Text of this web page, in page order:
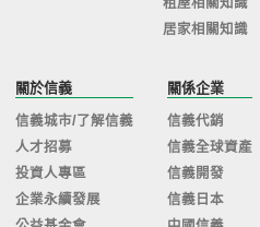
租屋相關知識
居家相關知識
關於信義
信義城市/了解信義
人才招募
投資人專區
企業永續發展
關係企業
信義代銷
信義全球資產
信義開發
信義日本